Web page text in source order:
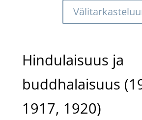
Hindulaisuus ja
buddhalaisuus
1917, 1920)